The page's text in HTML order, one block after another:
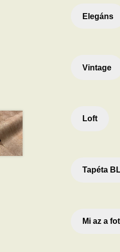
Elegáns
Vintage
Loft
Tapéta
Mi az a